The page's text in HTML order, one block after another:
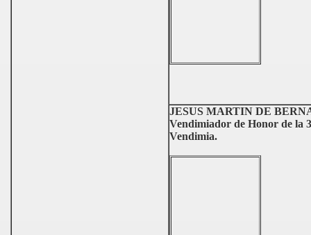
JESUS MARTIN DE
Vendimiador de Honor de la
Vendimia.